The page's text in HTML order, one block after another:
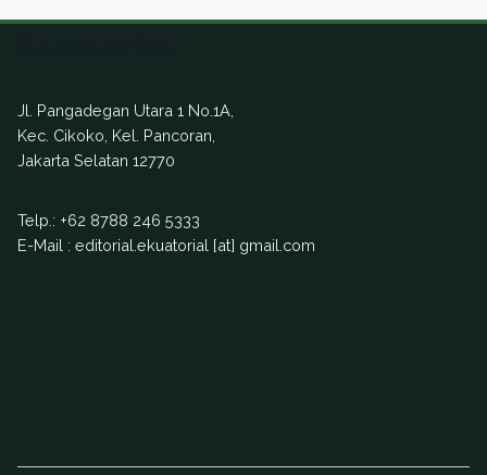
Jl. Pangadegan Utara 1 No.1A,
Kec. Cikoko, Kel. Pancoran,
Jakarta Selatan 12770
Telp.: +62 8788 246 5333
E-Mail : editorial.ekuatorial [at] gmail.com